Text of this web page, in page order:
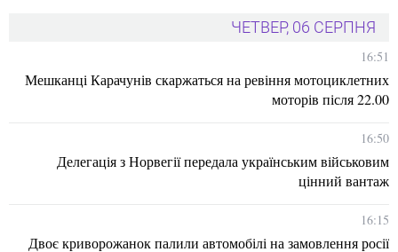
ЧЕТВЕР, 06 СЕРПНЯ
16:51
Мешканці Карачунів скаржаться на ревіння мотоциклетних
моторів після 22.00
16:50
Делегація з Норвегії передала українським військовим
цінний вантаж
16:15
Двоє криворожанок палили автомобілі на замовлення росії